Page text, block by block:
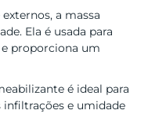
a massa
Ela é usada para
proporciona um
é ideal para
infiltrações e umidade